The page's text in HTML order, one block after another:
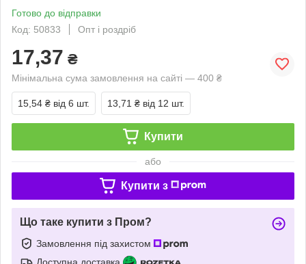
Готово до відправки
Код: 50833
Опт і роздріб
17,37 ₴
Мінімальна сума замовлення на сайті — 400 ₴
15,54 ₴ від 6 шт. 13,71 ₴ від 12 шт.
Купити
або
Купити з
Що таке купити з Пром?
Замовлення під захистом
Доступна доставка